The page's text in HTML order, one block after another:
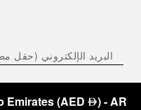
Emirates(AED ⃃)- AR